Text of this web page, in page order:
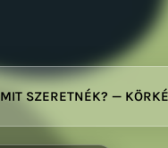
MIT SZERETNÉK? —